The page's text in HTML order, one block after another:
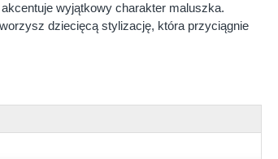
wyjątkowy charakter maluszka.
dziecięcą stylizację, która przyciągnie